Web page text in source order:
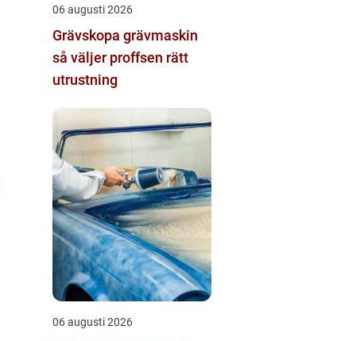
06 augusti 2026
Grävskopa grävmaskin
så väljer proffsen rätt
utrustning
06 augusti 2026